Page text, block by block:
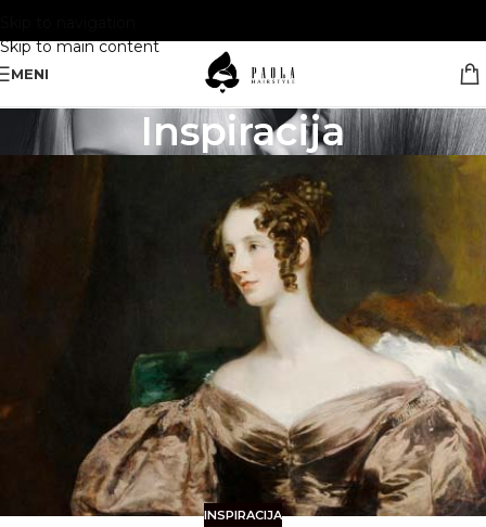
Skip to main content
MENI
Inspiracija
INSPIRACIJA